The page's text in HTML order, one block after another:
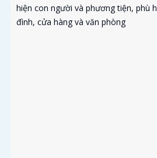
hiện con người và phương tiện, phù
đình, cửa hàng và văn phòng